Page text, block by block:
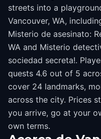
streets into a
Vancouver, WA,
Misterio de asesinato:
WA and Misterio
sociedad secreta!.
quests 4.6 out of 5
cover 24 landmarks,
across the city. Prices
you arrive, go at your
own terms.